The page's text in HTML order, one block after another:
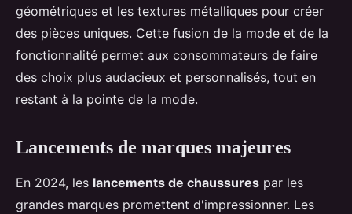
géométriques et les textures métalliques pour créer
des pièces uniques. Cette fusion de la mode et de la
fonctionnalité permet aux consommateurs de faire
des choix plus audacieux et personnalisés, tout en
restant à la pointe de la mode.
Lancements de marques majeures
En 2024, les lancements de chaussures par les
grandes marques promettent d'impressionner. Les